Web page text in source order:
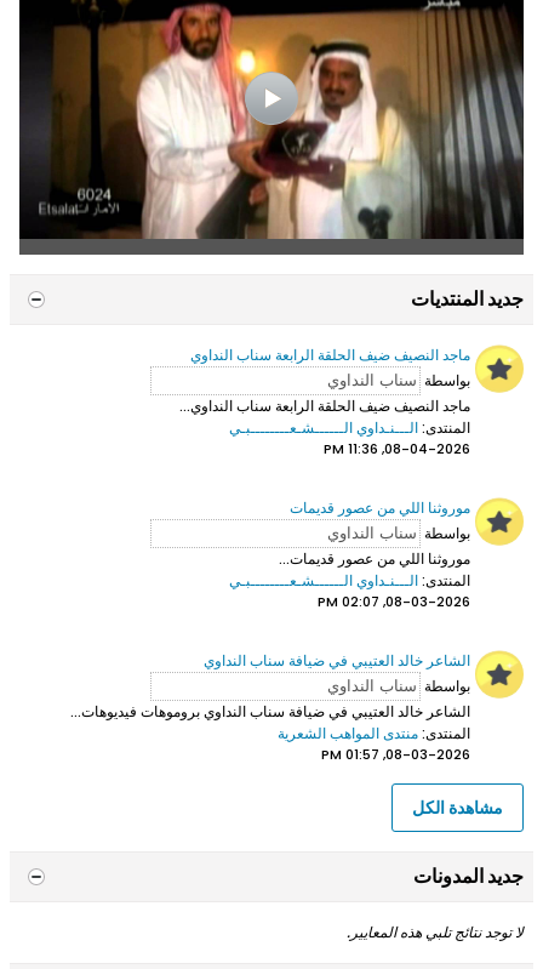
جديد المنتديات
ماجد النصيف ضيف الحلقة الرابعة سناب النداوي
بواسطة
ماجد النصيف ضيف الحلقة الرابعة سناب النداوي...
المنتدى:الـــنـداوي الــــــشـعــــــــبـي
08-04-2026, 11:36 PM
موروثنا اللي من عصور قديمات
بواسطة
موروثنا اللي من عصور قديمات...
المنتدى:الـــنـداوي الــــــشـعــــــــبـي
08-03-2026, 02:07 PM
الشاعر خالد العتيبي في ضيافة سناب النداوي
بواسطة
الشاعر خالد العتيبي في ضيافة سناب النداوي بروموهات فيديوهات...
المنتدى:منتدى المواهب الشعرية
08-03-2026, 01:57 PM
مشاهدة الكل
جديد المدونات
لا توجد نتائج تلبي هذه المعايير.